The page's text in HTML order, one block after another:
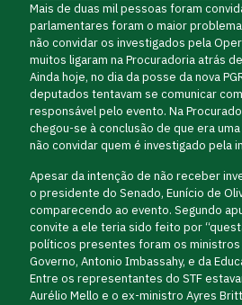
Mais de duas mil pessoas foram
parlamentares foram o maior
não convidar os investigados pela
muitos ligaram na Procuradoria atrás
Ainda hoje, no dia da posse da nova
deputados tentavam se comunicar
responsável pelo evento. Na
chegou-se à conclusão de que era
não convidar quem é investigado pela
Apesar da intenção de não receber
o presidente do Senado, Eunício de
comparecendo ao evento. Segundo
convite a ele teria sido feito por
políticos presentes foram os ministros
Governo, Antonio Imbassahy, e da
Entre os representantes do STF
Aurélio Mello e o ex-ministro Ayres